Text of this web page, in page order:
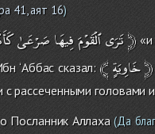
41, аят 16)
تَرَىٱلْقَوْمَفِيهَاصَرْعَىٰ ﴿«и
‘Аббас сказал: ﴾خَاوِيَةٍ﴿
рассеченными
Посланник Аллаха (Да